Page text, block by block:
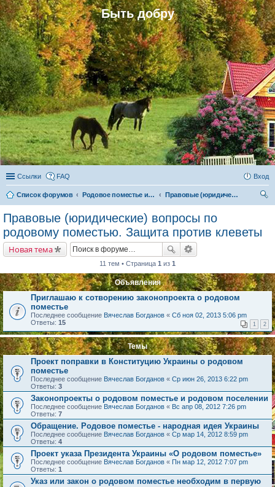
Быть добру
Ссылки FAQ Вход
Список форумов Родовое поместье и родовое поселение
Правовые (юридические) вопросы по родовому поместью. Защита против клеветы
Правовые (юридические) вопросы по
родовому поместью. Защита против клеветы
Новая тема
11 тем • Страница 1 из 1
Объявления
Приглашаю к сотворению законопроекта о родовом
поместье
Последнее сообщение Вячеслав Богданов « Сб ноя 02, 2013 5:06 pm
Ответы: 15 1 2
Темы
Проект поправки в Конституцию Украины о родовом
поместье
Последнее сообщение Вячеслав Богданов « Ср июн 26, 2013 6:22 pm
Ответы: 3
Законопроекты о родовом поместье и родовом поселении
Последнее сообщение Вячеслав Богданов « Вс апр 08, 2012 7:26 pm
Ответы: 7
Обращение. Родовое поместье - народная идея Украины
Последнее сообщение Вячеслав Богданов « Ср мар 14, 2012 8:59 pm
Ответы: 4
Проект указа Президента Украины «О родовом поместье»
Последнее сообщение Вячеслав Богданов « Пн мар 12, 2012 7:07 pm
Ответы: 1
Указ или закон о родовом поместье необходим в первую